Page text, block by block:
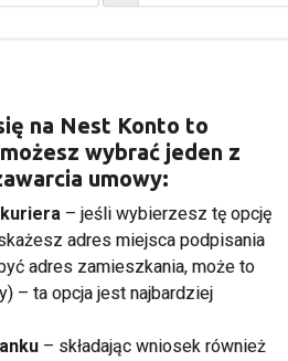
na Nest Konto to
wybrać jeden z
umowy:
– jeśli wybierzesz tę opcję
adres miejsca podpisania
adres zamieszkania, może to
– ta opcja jest najbardziej
– składając wniosek również